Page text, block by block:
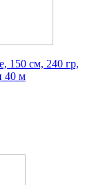
150 см, 240 гр,
40 м